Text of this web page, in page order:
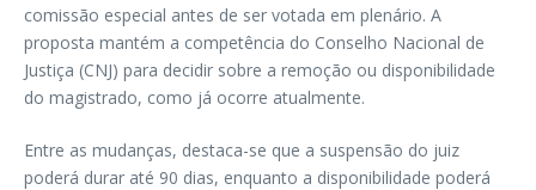
comissão especial antes de ser votada em plenário. A
proposta mantém a competência do Conselho Nacional de
Justiça (CNJ) para decidir sobre a remoção ou disponibilidade
do magistrado, como já ocorre atualmente.
Entre as mudanças, destaca-se que a suspensão do juiz
poderá durar até 90 dias, enquanto a disponibilidade poderá